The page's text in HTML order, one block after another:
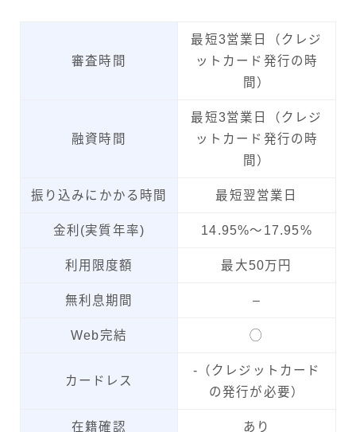
審査時間
最短3営業日（クレジ
ットカード発行の時
間）
融資時間
最短3営業日（クレジ
ットカード発行の時
間）
振り込みにかかる時間 最短翌営業日
金利(実質年率) 14.95%～17.95%
利用限度額 最大50万円
無利息期間 –
Web完結 ◯
カードレス
-（クレジットカード
の発行が必要）
在籍確認 あり